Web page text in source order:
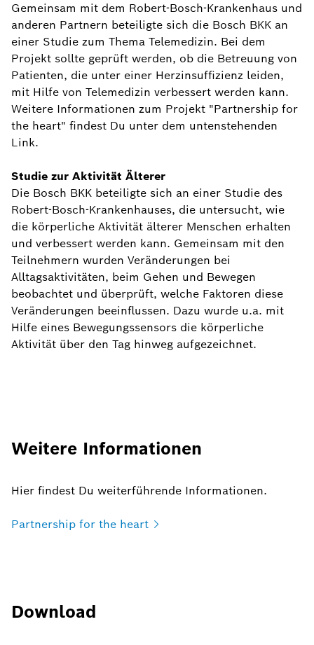
Gemeinsam mit dem Robert-Bosch-Krankenhaus und
anderen Partnern beteiligte sich die Bosch BKK an
einer Studie zum Thema Telemedizin. Bei dem
Projekt sollte geprüft werden, ob die Betreuung von
Patienten, die unter einer Herzinsuffizienz leiden,
mit Hilfe von Telemedizin verbessert werden kann.
Weitere Informationen zum Projekt "Partnership for
the heart" findest Du unter dem untenstehenden
Link.
Studie zur Aktivität Älterer
Die Bosch BKK beteiligte sich an einer Studie des
Robert-Bosch-Krankenhauses, die untersucht, wie
die körperliche Aktivität älterer Menschen erhalten
und verbessert werden kann. Gemeinsam mit den
Teilnehmern wurden Veränderungen bei
Alltagsaktivitäten, beim Gehen und Bewegen
beobachtet und überprüft, welche Faktoren diese
Veränderungen beeinflussen. Dazu wurde u.a. mit
Hilfe eines Bewegungssensors die körperliche
Aktivität über den Tag hinweg aufgezeichnet.
Weitere Informationen
Hier findest Du weiterführende Informationen.
Partnership for the heart
Download